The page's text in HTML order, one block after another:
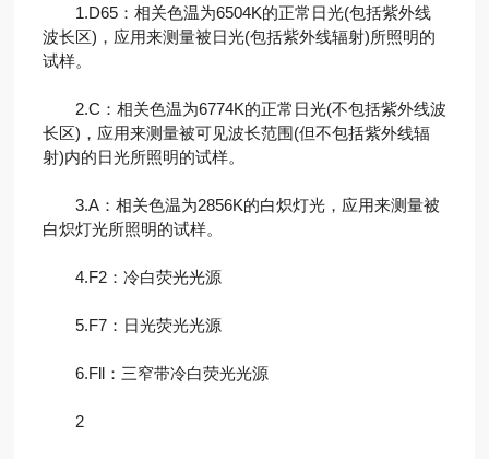
1.D65：相关色温为6504K的正常日光(包括紫外线
波长区)，应用来测量被日光(包括紫外线辐射)所照明的
试样。
2.C：相关色温为6774K的正常日光(不包括紫外线波
长区)，应用来测量被可见波长范围(但不包括紫外线辐
射)内的日光所照明的试样。
3.A：相关色温为2856K的白炽灯光，应用来测量被
白炽灯光所照明的试样。
4.F2：冷白荧光光源
5.F7：日光荧光光源
6.Fll：三窄带冷白荧光光源
2